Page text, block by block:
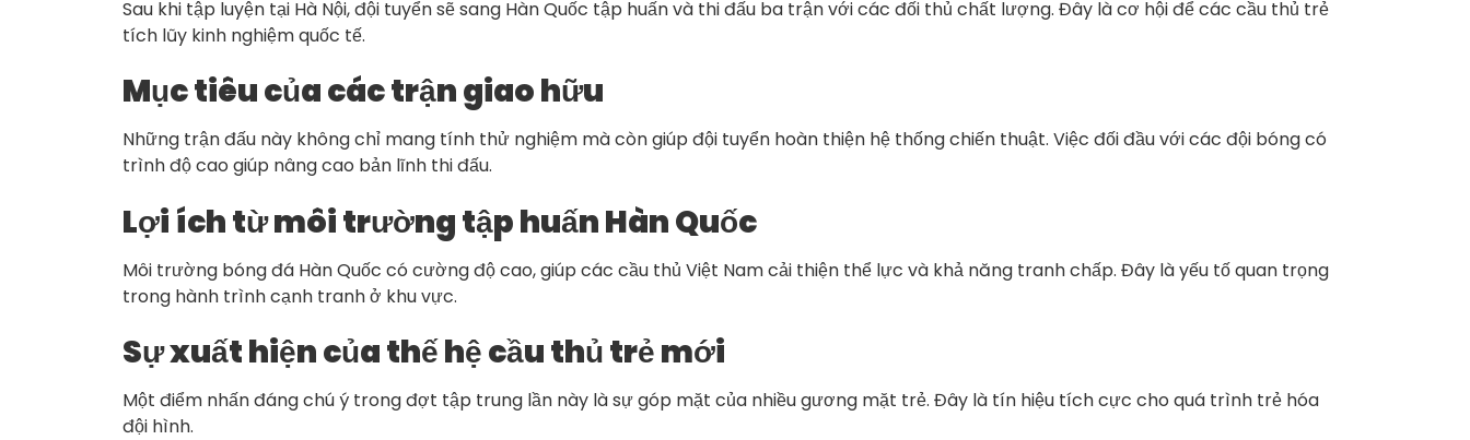
Sau khi tập luyện tại Hà Nội, đội tuyển sẽ sang Hàn Quốc tập huấn và thi đấu ba trận với các đối thủ chất lượng. Đây là cơ hội để các cầu thủ trẻ
tích lũy kinh nghiệm quốc tế.
Mục tiêu của các trận giao hữu
Những trận đấu này không chỉ mang tính thử nghiệm mà còn giúp đội tuyển hoàn thiện hệ thống chiến thuật. Việc đối đầu với các đội bóng có
trình độ cao giúp nâng cao bản lĩnh thi đấu.
Lợi ích từ môi trường tập huấn Hàn Quốc
Môi trường bóng đá Hàn Quốc có cường độ cao, giúp các cầu thủ Việt Nam cải thiện thể lực và khả năng tranh chấp. Đây là yếu tố quan trọng
trong hành trình cạnh tranh ở khu vực.
Sự xuất hiện của thế hệ cầu thủ trẻ mới
Một điểm nhấn đáng chú ý trong đợt tập trung lần này là sự góp mặt của nhiều gương mặt trẻ. Đây là tín hiệu tích cực cho quá trình trẻ hóa
đội hình.